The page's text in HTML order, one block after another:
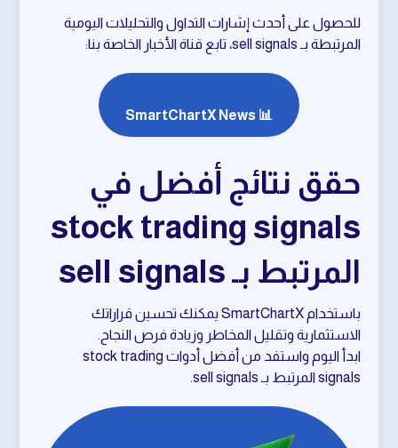
للحصول على أحدث إشارات التداول والتحليلات اليومية
المرتبطة بـ sell signals، تابع قناة الأخبار الخاصة بنا:
📊 SmartChartX News
حقق نتائج أفضل في
stock trading signals
المرتبط بـ sell signals
باستخدام SmartChartX يمكنك تحسين قراراتك
الاستثمارية وتقليل المخاطر وزيادة فرص النجاح.
ابدأ اليوم واستفد من أفضل أدوات stock trading
signals المرتبط بـ sell signals.